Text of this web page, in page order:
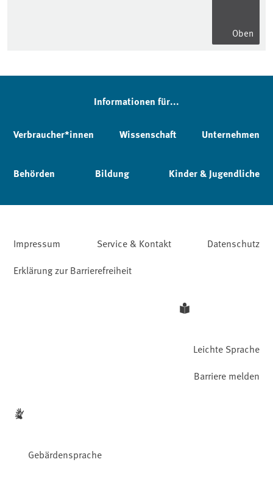
Oben
Informationen für...
Verbraucher*innen Wissenschaft Unternehmen
Behörden Bildung Kinder & Jugendliche
Impressum Service & Kontakt
Datenschutz
Erklärung zur Barrierefreiheit
Leichte Sprache
Gebärdensprache
Barriere melden